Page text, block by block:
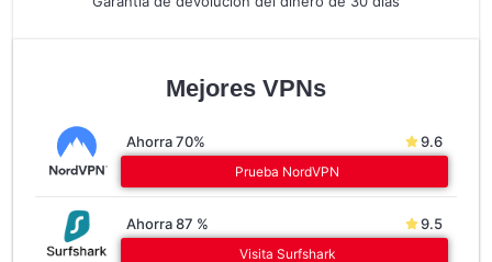
Mejores VPNs
Ahorra 70% 9.6
Prueba NordVPN
Ahorra 87 % 9.5
Visita Surfshark